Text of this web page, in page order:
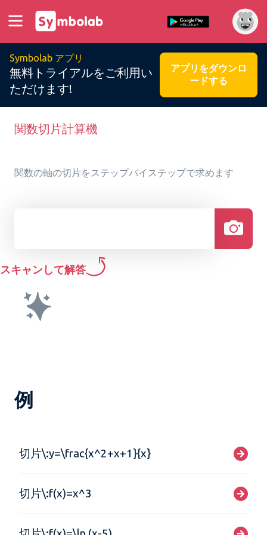
Symbolab アプリ
無料トライアルをご利用い
ただけます!
アプリをダウンロ
ードする
関数切片計算機
関数の軸の切片をステップバイステップで求めます
スキャンして解答
例
切片\:y=\frac{x^2+x+1}{x}
切片\:f(x)=x^3